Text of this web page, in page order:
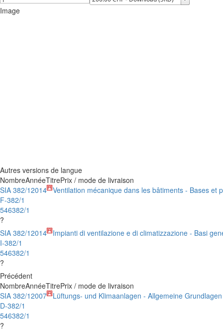
Image
Autres versions de langue
NombreAnnéeTitrePrix / mode de livraison
SIA 382/1
F-382/1
546382/1
?
2014 Ventilation mécanique dans les bâtiments - Bases et
SIA 382/1
I-382/1
546382/1
?
2014 Impianti di ventilazione e di climatizzazione - Basi
Précédent
NombreAnnéeTitrePrix / mode de livraison
SIA 382/1
D-382/1
546382/1
?
2007 Lüftungs- und Klimaanlagen - Allgemeine